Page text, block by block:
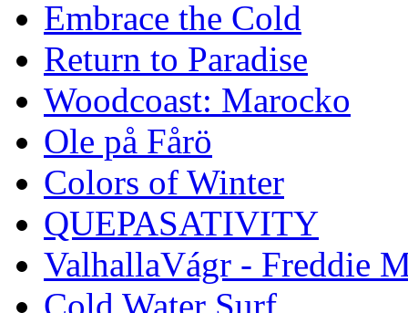
Embrace the Cold
Return to Paradise
Woodcoast: Marocko
Ole på Fårö
Colors of Winter
QUEPASATIVITY
ValhallaVágr - Freddie
Cold Water Surf